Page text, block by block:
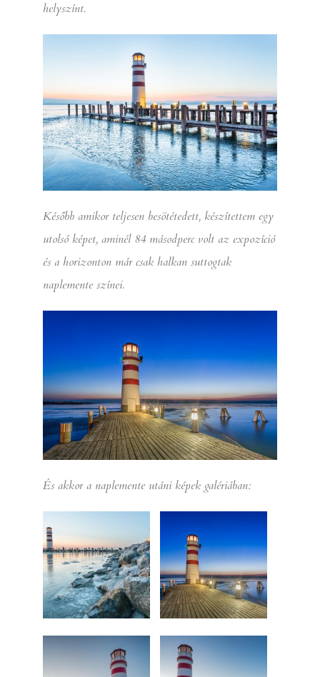
helyszínt.
Később amikor teljesen besötétedett, készítettem egy
utolsó képet, aminél 84 másodperc volt az expozíció
és a horizonton már csak halkan suttogtak
naplemente színei.
És akkor a naplemente utáni képek galériában: